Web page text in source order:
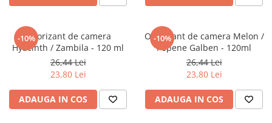
Sport
Terapii Alternative
AudioBook
Beletristica
Biografii, Memorii, Jurnale
Carti erotice
-10%
Odorizant de camera
Hyacinth / Zambila - 120 ml
26,44 Lei
23,80 Lei
ADAUGA IN COS
-10%
Odorizant de camera Melon /
Pepene Galben - 120ml
26,44 Lei
23,80 Lei
ADAUGA IN COS